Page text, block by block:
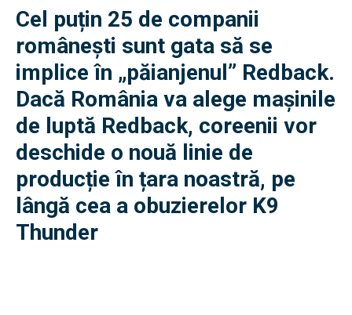
Cel puțin 25 de companii
românești sunt gata să se
implice în „păianjenul” Redback.
Dacă România va alege mașinile
de luptă Redback, coreenii vor
deschide o nouă linie de
producție în țara noastră, pe
lângă cea a obuzierelor K9
Thunder